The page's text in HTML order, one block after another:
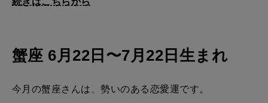
蟹座 6月22日〜7月22日生まれ
今月の蟹座さんは、勢いのある恋愛運です。